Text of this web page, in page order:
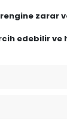
zarar
edebilir